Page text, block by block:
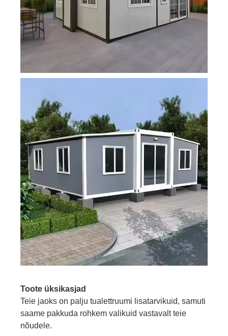
Toote üksikasjad
Teie jaoks on palju tualettruumi lisatarvikuid, samuti
saame pakkuda rohkem valikuid vastavalt teie
nõudele.